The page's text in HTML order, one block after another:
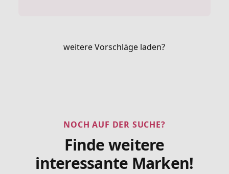
weitere Vorschläge laden?
NOCH AUF DER SUCHE?
Finde weitere
interessante Marken!